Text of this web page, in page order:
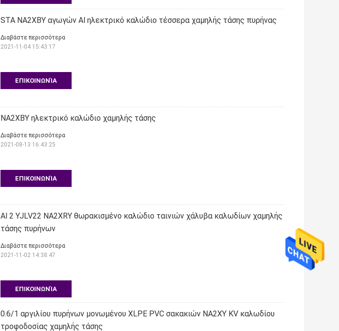
STA NA2XBY αγωγών Al ηλεκτρικό καλώδιο τέσσερα χαμηλής τάσης πυρήνας
ΕΠΙΚΟΙΝΩΝΊΑ
Διαβάστε περισσότερα
2021-11-04 15:43:17
NA2XBY ηλεκτρικό καλώδιο χαμηλής τάσης
ΕΠΙΚΟΙΝΩΝΊΑ
Διαβάστε περισσότερα
2021-08-13 16:43:25
Al 2 YJLV22 NA2XRY θωρακισμένο καλώδιο ταινιών χάλυβα καλωδίων χαμηλής
τάσης πυρήνων
ΕΠΙΚΟΙΝΩΝΊΑ
Διαβάστε περισσότερα
2021-11-02 14:38:47
0.6/1 αργιλίου πυρήνων μονωμένου XLPE PVC σακακιών NA2XY KV καλωδίου
τροφοδοσίας χαμηλής τάσης